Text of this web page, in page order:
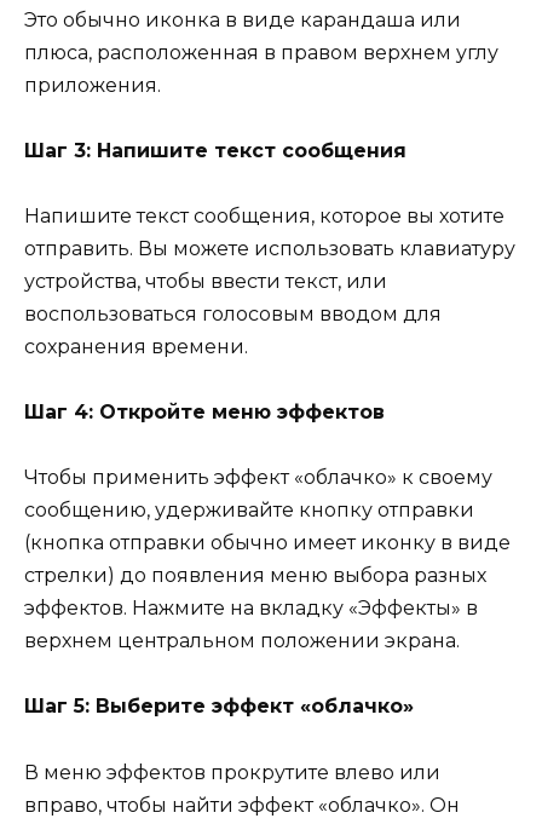
Это обычно иконка в виде карандаша или
плюса, расположенная в правом верхнем углу
приложения.
Шаг 3: Напишите текст сообщения
Напишите текст сообщения, которое вы хотите
отправить. Вы можете использовать клавиатуру
устройства, чтобы ввести текст, или
воспользоваться голосовым вводом для
сохранения времени.
Шаг 4: Откройте меню эффектов
Чтобы применить эффект «облачко» к своему
сообщению, удерживайте кнопку отправки
(кнопка отправки обычно имеет иконку в виде
стрелки) до появления меню выбора разных
эффектов. Нажмите на вкладку «Эффекты» в
верхнем центральном положении экрана.
Шаг 5: Выберите эффект «облачко»
В меню эффектов прокрутите влево или
вправо, чтобы найти эффект «облачко». Он